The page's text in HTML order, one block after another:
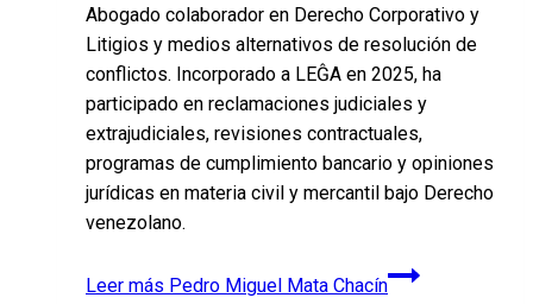
Abogado colaborador en Derecho Corporativo y
Litigios y medios alternativos de resolución de
conflictos. Incorporado a LEĜA en 2025, ha
participado en reclamaciones judiciales y
extrajudiciales, revisiones contractuales,
programas de cumplimiento bancario y opiniones
jurídicas en materia civil y mercantil bajo Derecho
venezolano.
Leer más Pedro Miguel Mata Chacín